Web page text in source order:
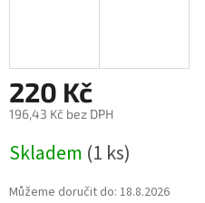
220 Kč
196,43 Kč bez DPH
cena:
Skladem (1 ks)
Můžeme doručit do: 18.8.2026